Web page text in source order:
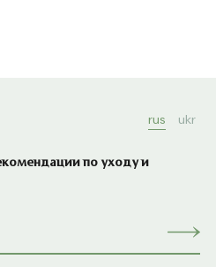
rus ukr
по уходу и